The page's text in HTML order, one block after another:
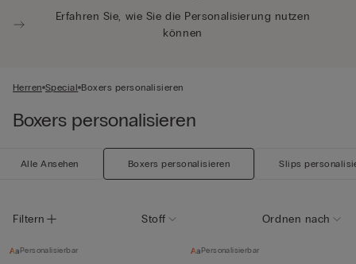
Erfahren Sie, wie Sie die Personalisierung nutzen
können
Herren Special Boxers personalisieren
Boxers personalisieren
Alle Ansehen Boxers personalisieren Slips
Filtern Stoff Ordnen nach
Personalisierbar Personalisierbar